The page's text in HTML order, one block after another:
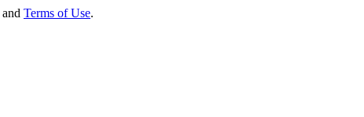
and Terms of Use.